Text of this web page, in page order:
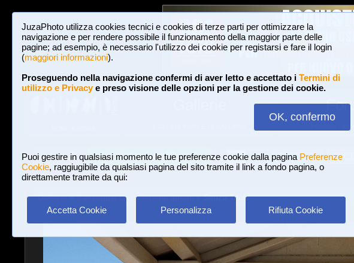
JuzaPhoto utilizza cookies tecnici e cookies di terze parti per ottimizzare la
navigazione e per rendere possibile il funzionamento della maggior parte delle
pagine; ad esempio, è necessario l'utilizzo dei cookie per registarsi e fare il login
(maggiori informazioni).
Proseguendo nella navigazione confermi di aver letto e accettato i Termini di
utilizzo e Privacye preso visione delle opzioni per la gestione dei cookie.
OK, confermo
Puoi gestire in qualsiasi momento le tue preferenze cookie dalla pagina Preferenze
Cookie, raggiugibile da qualsiasi pagina del sito tramite il link a fondo pagina, o
direttamente tramite da qui:
Accetta Cookie Personalizza Rifiuta Cookie
FORUM DI
Login Iscriviti a JuzaPhoto! A A ?AIUTO
Gallerie»Paesaggio con elementi umani» Senza Titolo